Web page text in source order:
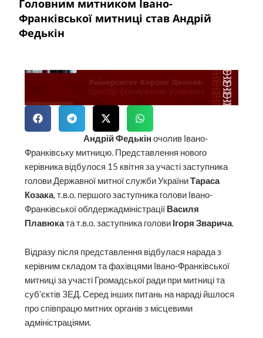
Головним митником Івано-
Франківської митниці став Андрій
Федькін
Андрій Федькін очолив Івано-
Франківську митницю. Представлення нового
керівника відбулося 15 квітня за участі заступника
голови Державної митної служби УкраїниТараса
Козака, т.в.о. першого заступника голови Івано-
Франківської облдержадміністрації Василя
Плавюката т.в.о. заступника голови Ігоря Зварича.
Відразу після представлення відбулася нарада з
керівним складом та фахівцями Івано-Франківської
митниці за участі Громадської ради при митниці та
суб’єктів ЗЕД. Серед інших питань на нараді йшлося
про співпрацю митних органів з місцевими
адміністраціями.